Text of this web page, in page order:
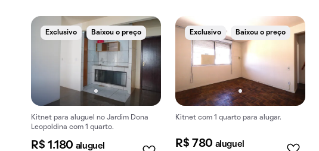
Exclusivo Baixou o preço
Kitnet para aluguel no Jardim Dona
Leopoldina com 1 quarto.
R$ 1.180 aluguel
Exclusivo Baixou o preço
Kitnet com 1 quarto para alugar.
R$ 780 aluguel